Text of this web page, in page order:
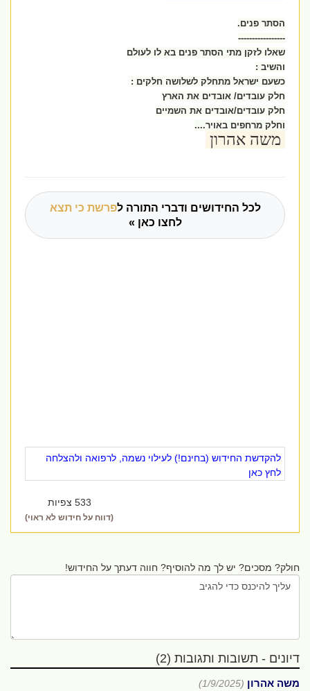
הסתר פנים.
-----------------
שאלו לזקן מתי הסתר פנים בא לו לעולם
והשיב :
כשעם ישראל מתחלק לשלושה חלקים :
חלק עובדים/ אובדים את הארץ
חלק עובדים/אובדים את השמיים
וחלק מרחפים באויר....
משה אהרון
לכל החידושים ודברי התורה לפרשת כי תצא
לחצו כאן »
להקדשת החידוש (בחינם!) לעילוי נשמה, לרפואה ולהצלחה
לחץ כאן
533 צפיות
(דווח על חידוש לא ראוי)
חולק? מסכים? יש לך מה להוסיף? חווה דעתך על החידוש!
דיונים - תשובות ותגובות (2)
משה אהרון (1/9/2025)